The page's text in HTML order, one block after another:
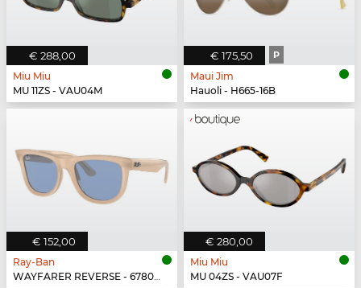
€ 288,00
Miu Miu
MU 11ZS - VAU04M
€ 175,50 P
Maui Jim
Hauoli - H665-16B
€ 152,00
Ray-Ban
WAYFARER REVERSE - 678072
€ 280,00
Miu Miu
MU 04ZS - VAU07F